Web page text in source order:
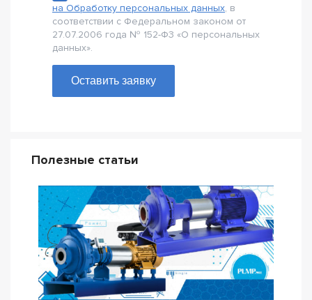
на Обработку персональных данных, в
соответствии с Федеральном законом от
27.07.2006 года № 152-Ф3 «О персональных
данных».
Оставить заявку
Полезные статьи